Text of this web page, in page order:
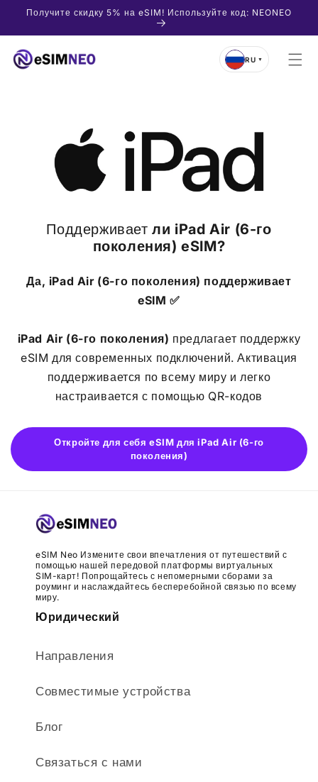
Получите скидку 5% на eSIM! Используйте код: NEONEO
RU ▼
Поддерживаетли iPad Air (6-го
поколения) eSIM?
Да, iPad Air (6-го поколения) поддерживает
eSIM ✅
iPad Air (6-го поколения) предлагает поддержку
eSIM для современных подключений. Активация
поддерживается по всему миру и легко
настраивается с помощью QR-кодов
Откройте для себя eSIM для iPad Air (6-го
поколения)
eSIM Neo Измените свои впечатления от путешествий с
помощью нашей передовой платформы виртуальных
SIM-карт! Попрощайтесь с непомерными сборами за
роуминг и наслаждайтесь бесперебойной связью по всему
миру.
Юридический
Направления
Совместимые устройства
Блог
Связаться с нами